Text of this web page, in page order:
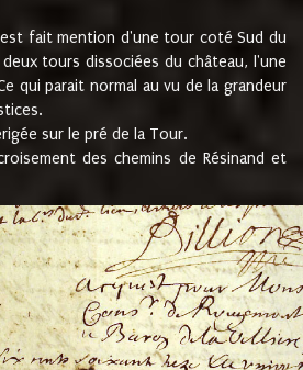
fait mention d'une tour coté Sud du
tours dissociées du château, l'une
qui parait normal au vu de la grandeur
sur le pré de la Tour.
des chemins de Résinand et